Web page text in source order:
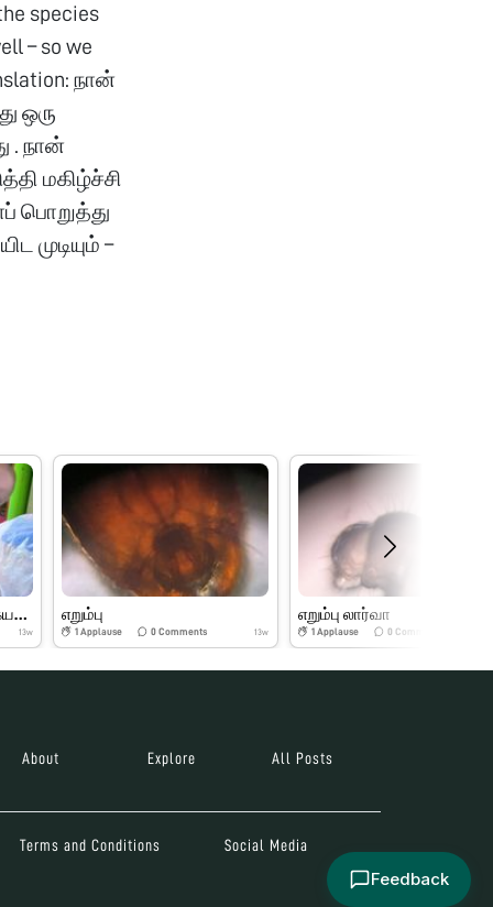
species
– so we
நான்
ஒரு
. நான்
மகிழ்ச்சி
பொறுத்து
முடியும் –
கோடையில் சிவகார்த்திகேயன் foldscope explor
13w
எறும்பு
1 Applause 0 Comments 13w
எறும்பு லார்வா
1Applause 0 Comments
About Explore All Posts
Terms and Conditions Social Media
Feedback